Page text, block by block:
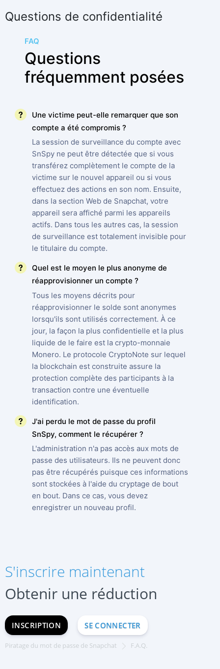
Questions de confidentialité
FAQ
Questions
fréquemment posées
Une victime peut-elle remarquer que son
compte a été compromis ?
La session de surveillance du compte avec
SnSpy ne peut être détectée que si vous
transférez complètement le compte de la
victime sur le nouvel appareil ou si vous
effectuez des actions en son nom. Ensuite,
dans la section Web de Snapchat, votre
appareil sera affiché parmi les appareils
actifs. Dans tous les autres cas, la session
de surveillance est totalement invisible pour
le titulaire du compte.
Quel est le moyen le plus anonyme de
réapprovisionner un compte ?
Tous les moyens décrits pour
réapprovisionner le solde sont anonymes
lorsqu'ils sont utilisés correctement. À ce
jour, la façon la plus confidentielle et la plus
liquide de le faire est la crypto-monnaie
Monero. Le protocole CryptoNote sur lequel
la blockchain est construite assure la
protection complète des participants à la
transaction contre une éventuelle
identification.
J'ai perdu le mot de passe du profil
SnSpy, comment le récupérer ?
L'administration n'a pas accès aux mots de
passe des utilisateurs. Ils ne peuvent donc
pas être récupérés puisque ces informations
sont stockées à l'aide du cryptage de bout
en bout. Dans ce cas, vous devez
enregistrer un nouveau profil.
S'inscrire maintenant
Obtenir une réduction
INSCRIPTION SE CONNECTER
Piratage du mot de passe de Snapchat F.A.Q.
S'INSCRIRE MAINTENANT
English
Русский